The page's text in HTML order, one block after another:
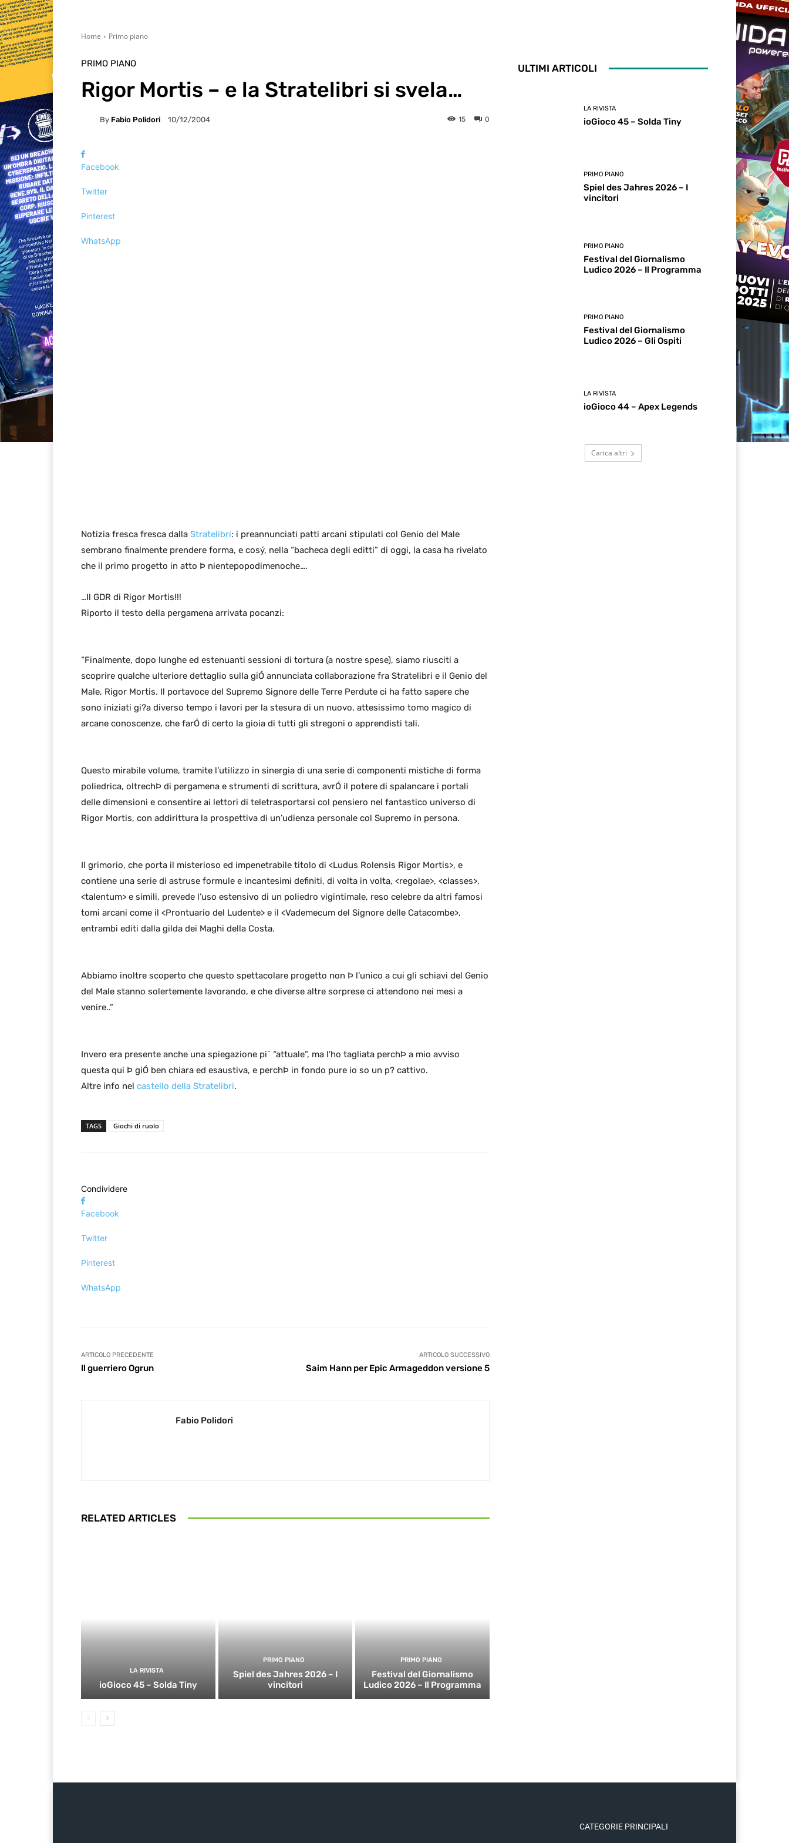
Home Primo piano
PRIMO PIANO
Rigor Mortis – e la Stratelibri si svela…
By Fabio Polidori 10/12/2004 0
15
Facebook
Twitter
Pinterest
WhatsApp
Notizia fresca fresca dalla Stratelibri: i preannunciati patti arcani stipulati col Genio del Male
sembrano finalmente prendere forma, e cosý, nella “bacheca degli editti” di oggi, la casa ha rivelato
che il primo progetto in atto Þ nientepopodimenoche….
…Il GDR di Rigor Mortis!!!
Riporto il testo della pergamena arrivata pocanzi:
“Finalmente, dopo lunghe ed estenuanti sessioni di tortura (a nostre spese), siamo riusciti a
scoprire qualche ulteriore dettaglio sulla giÓ annunciata collaborazione fra Stratelibri e il Genio del
Male, Rigor Mortis. Il portavoce del Supremo Signore delle Terre Perdute ci ha fatto sapere che
sono iniziati gi?a diverso tempo i lavori per la stesura di un nuovo, attesissimo tomo magico di
arcane conoscenze, che farÓ di certo la gioia di tutti gli stregoni o apprendisti tali.
Questo mirabile volume, tramite l’utilizzo in sinergia di una serie di componenti mistiche di forma
poliedrica, oltrechÞ di pergamena e strumenti di scrittura, avrÓ il potere di spalancare i portali
delle dimensioni e consentire ai lettori di teletrasportarsi col pensiero nel fantastico universo di
Rigor Mortis, con addirittura la prospettiva di un’udienza personale col Supremo in persona.
Il grimorio, che porta il misterioso ed impenetrabile titolo di <Ludus Rolensis Rigor Mortis>, e
contiene una serie di astruse formule e incantesimi definiti, di volta in volta, <regolae>, <classes>,
<talentum> e simili, prevede l’uso estensivo di un poliedro vigintimale, reso celebre da altri famosi
tomi arcani come il <Prontuario del Ludente> e il <Vademecum del Signore delle Catacombe>,
entrambi editi dalla gilda dei Maghi della Costa.
Abbiamo inoltre scoperto che questo spettacolare progetto non Þ l’unico a cui gli schiavi del Genio
del Male stanno solertemente lavorando, e che diverse altre sorprese ci attendono nei mesi a
venire..”
Invero era presente anche una spiegazione pi¨ “attuale”, ma l’ho tagliata perchÞ a mio avviso
questa qui Þ giÓ ben chiara ed esaustiva, e perchÞ in fondo pure io so un p? cattivo.
Altre info nel castello della Stratelibri.
TAGS Giochi di ruolo
Condividere
Facebook
Twitter
Pinterest
WhatsApp
ARTICOLO PRECEDENTE
Il guerriero Ogrun
ARTICOLO SUCCESSIVO
Saim Hann per Epic Armageddon versione 5
Fabio Polidori
RELATED ARTICLES
LA RIVISTA
ioGioco 45 – Solda Tiny
PRIMO PIANO
Spiel des Jahres 2026 – I
vincitori
PRIMO PIANO
Festival del Giornalismo
Ludico 2026 – Il Programma
ULTIMI ARTICOLI
LA RIVISTA
ioGioco 45 – Solda Tiny
PRIMO PIANO
Spiel des Jahres 2026 – I
vincitori
PRIMO PIANO
Festival del Giornalismo
Ludico 2026 – Il Programma
PRIMO PIANO
Festival del Giornalismo
Ludico 2026 – Gli Ospiti
LA RIVISTA
ioGioco 44 – Apex Legends
Carica altri
CATEGORIE PRINCIPALI